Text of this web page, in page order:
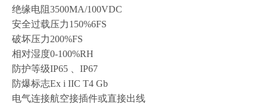
绝缘电阻3500MA/100VDC
安全过载压力150%6FS
破坏压力200%FS
相对湿度0-100%RH
防护等级IP65 、IP67
防爆标志Ex i IIC T4 Gb
电气连接航空接插件或直接出线